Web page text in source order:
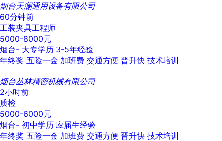
烟台天澜通用设备有限公司
60分钟前
工装夹具工程师
5000-8000元
烟台- 大专学历 3-5年经验
年终奖 五险一金 加班费 交通方便 晋升快 技术培训
烟台丛林精密机械有限公司
2小时前
质检
5000-6000元
烟台- 初中学历 应届生经验
年终奖 五险一金 加班费 交通方便 晋升快 技术培训